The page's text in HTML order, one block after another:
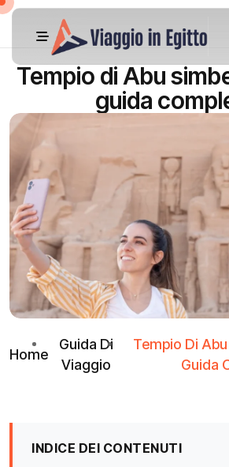
Tempio di Abu
guida
Home
Guida Di
Viaggio
Tempio Di
Guida
INDICE DEI CONTENUTI